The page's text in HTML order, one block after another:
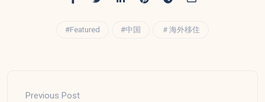
#Featured #中国 ＃海外移住
Previous Post